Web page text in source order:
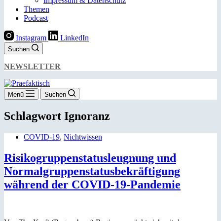
Themen
Podcast
Instagram LinkedIn
Suchen
NEWSLETTER
Menü Suchen
Schlagwort Ignoranz
COVID-19, Nichtwissen
Risikogruppenstatusleugnung und
Normalgruppenstatusbekräftigung
während der COVID-19-Pandemie